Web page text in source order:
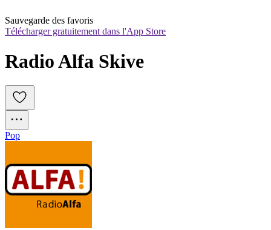
Sauvegarde des favoris
Télécharger gratuitement dans l'App Store
Radio Alfa Skive
Pop